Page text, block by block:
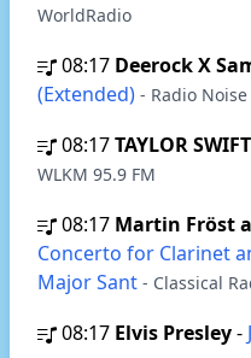
WorldRadio
08:17 Deerock X
(Extended) - Radio
08:17TAYLOR SWIFT
WLKM 95.9 FM
08:17 Martin Fröst
Concerto for Clarinet
Major Sant - Classical
08:17 Elvis Presley-